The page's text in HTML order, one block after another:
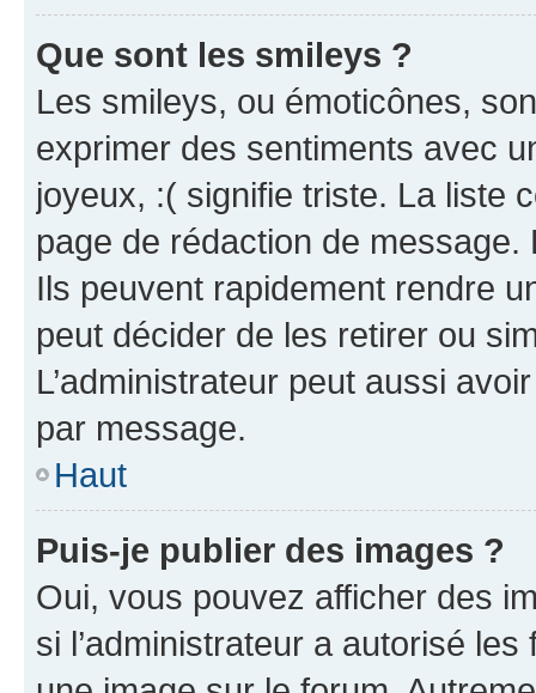
Que sont les smileys ?
Les smileys, ou émoticônes,
exprimer des sentiments avec
joyeux, :( signifie triste. La liste
page de rédaction de
Ils peuvent rapidement rendre
peut décider de les retirer ou
L’administrateur peut aussi
par message.
Haut
Puis-je publier des images ?
Oui, vous pouvez afficher des
si l’administrateur a autorisé